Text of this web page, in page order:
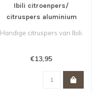
Ibili citroenpers/
citruspers aluminium
Handige citruspers van Ibili.
€13,95